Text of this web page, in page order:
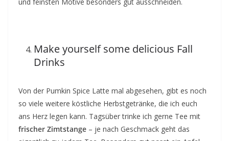
Make yourself some delicious Fall
Drinks
Von der Pumkin Spice Latte mal abgesehen, gibt es noch
so viele weitere köstliche Herbstgetränke, die ich euch
ans Herz legen kann. Tagsüber trinke ich gerne Tee mit
frischer Zimtstange – je nach Geschmack geht das